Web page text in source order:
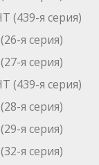
(439-я серия)
я серия)
я серия)
(439-я серия)
я серия)
я серия)
я серия)